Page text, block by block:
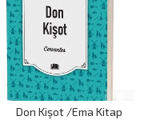
Don Kişot /Ema Kitap